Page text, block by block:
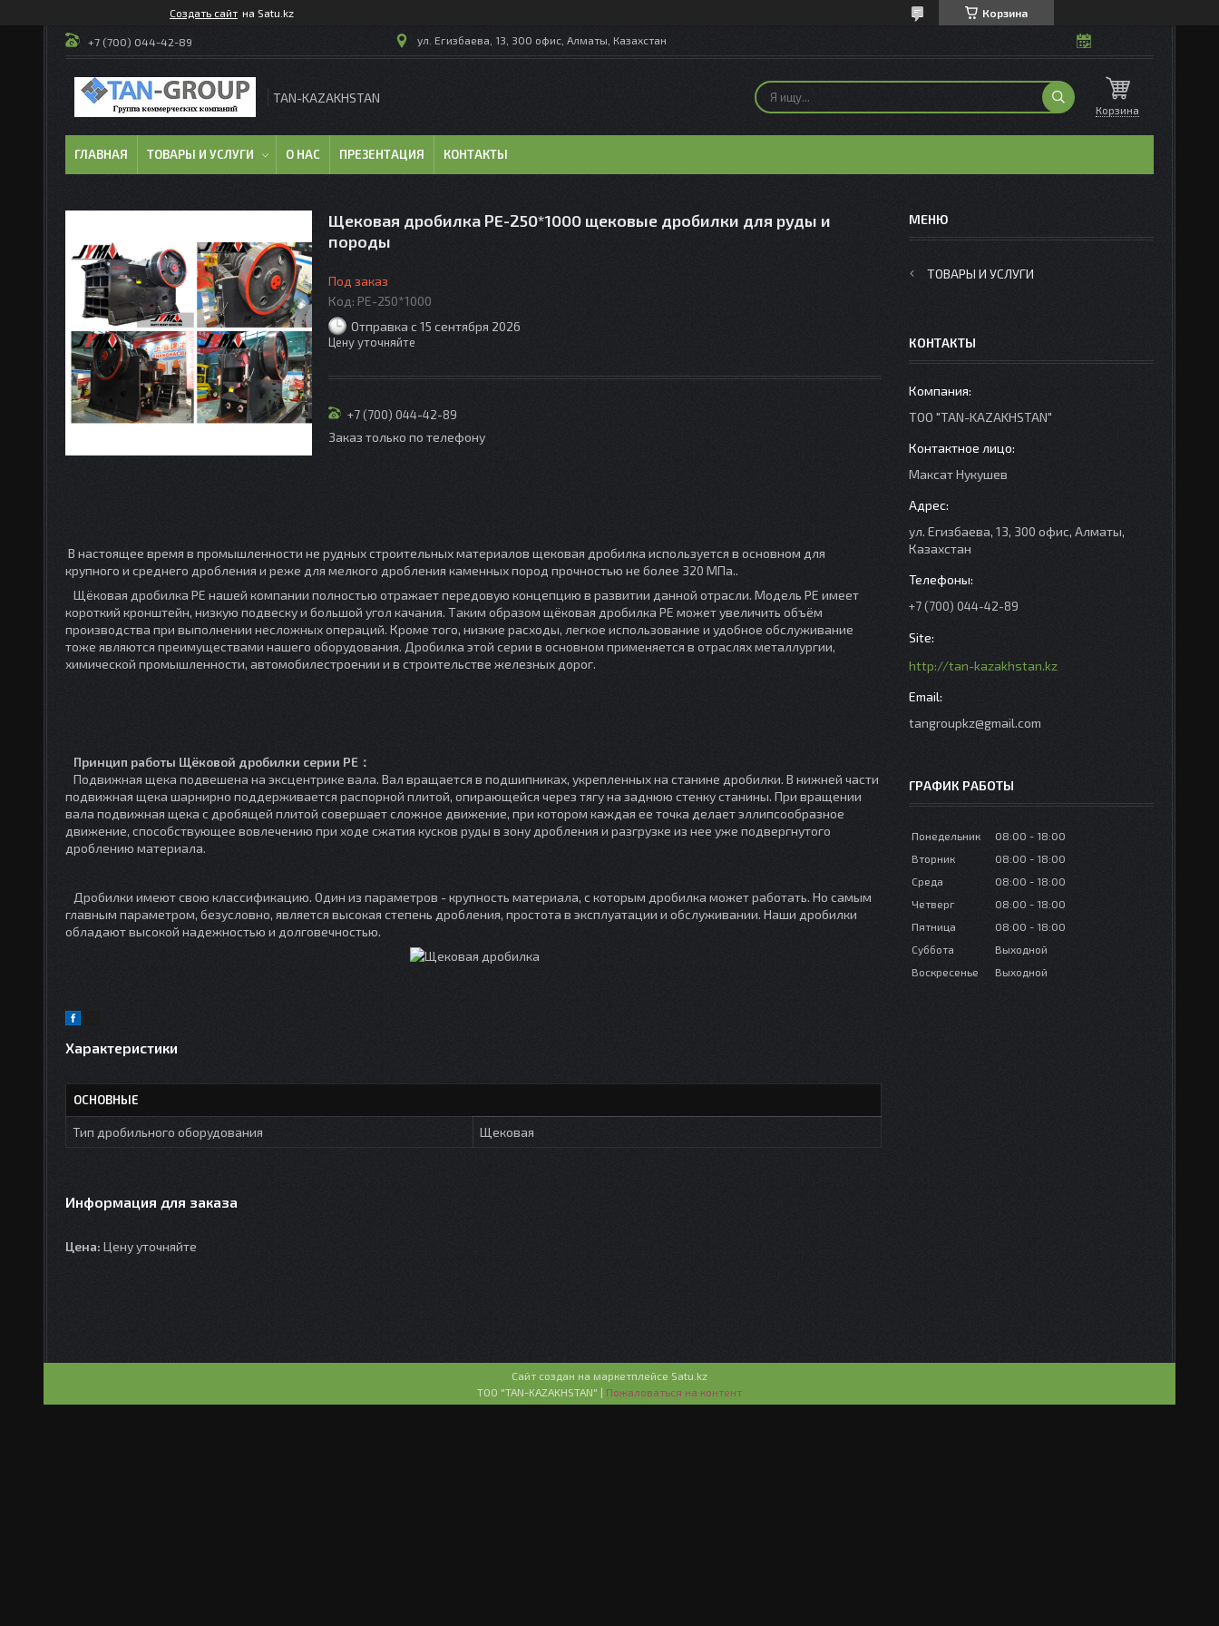
Создать сайт на Satu.kz Корзина
+7 (700) 044-42-89 ул. Егизбаева, 13, 300 офис, Алматы, Казахстан
TAN-KAZAKHSTAN
Корзина
ГЛАВНАЯ ТОВАРЫ И УСЛУГИ О НАС ПРЕЗЕНТАЦИЯ КОНТАКТЫ
Щековая дробилка PE-250*1000 щековые дробилки для руды и
породы
Под заказ
Код: PE-250*1000
Отправка с 15 сентября 2026
Цену уточняйте
+7 (700) 044-42-89
Заказ только по телефону
В настоящее время в промышленности не рудных строительных материалов щековая дробилка используется в основном для
крупного и среднего дробления и реже для мелкого дробления каменных пород прочностью не более 320 МПа..
Щёковая дробилка PE нашей компании полностью отражает передовую концепцию в развитии данной отрасли. Модель PE имеет
короткий кронштейн, низкую подвеску и большой угол качания. Таким образом щёковая дробилка PE может увеличить объём
производства при выполнении несложных операций. Кроме того, низкие расходы, легкое использование и удобное обслуживание
тоже являются преимуществами нашего оборудования. Дробилка этой серии в основном применяется в отраслях металлургии,
химической промышленности, автомобилестроении и в строительстве железных дорог.
Принцип работы Щёковой дробилки серии PE：
Подвижная щека подвешена на эксцентрике вала. Вал вращается в подшипниках, укрепленных на станине дробилки. В нижней части
подвижная щека шарнирно поддерживается распорной плитой, опирающейся через тягу на заднюю стенку станины. При вращении
вала подвижная щека с дробящей плитой совершает сложное движение, при котором каждая ее точка делает эллипсообразное
движение, способствующее вовлечению при ходе сжатия кусков руды в зону дробления и разгрузке из нее уже подвергнутого
дроблению материала.
Дробилки имеют свою классификацию. Один из параметров - крупность материала, с которым дробилка может работать. Но самым
главным параметром, безусловно, является высокая степень дробления, простота в эксплуатации и обслуживании. Наши дробилки
обладают высокой надежностью и долговечностью.
Характеристики
ОСНОВНЫЕ
Тип дробильного оборудования Щековая
Информация для заказа
Цена: Цену уточняйте
ТОВАРЫ И УСЛУГИ
КОНТАКТЫ
ТОО "TAN-KAZAKHSTAN"
Максат Нукушев
ул. Егизбаева, 13, 300 офис, Алматы,
Казахстан
+7 (700) 044-42-89
http://tan-kazakhstan.kz
tangroupkz@gmail.com
ГРАФИК РАБОТЫ
Понедельник 08:00
18:00
Вторник
08:00
18:00
Среда
08:00
18:00
Четверг
08:00
18:00
Пятница
08:00
18:00
Суббота
Выходной
Воскресенье
Выходной
Сайт создан на маркетплейсе Satu.kz
ТОО "TAN-KAZAKHSTAN" | Пожаловаться на контент